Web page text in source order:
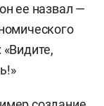
ее назвал —